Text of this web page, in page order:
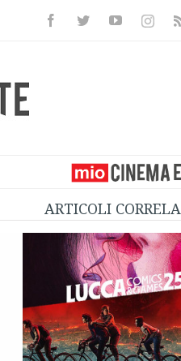
FacebookTwitterYoutube
ARTICOLI